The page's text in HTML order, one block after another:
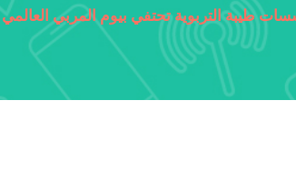
طيبة التربوية تحتفي بيوم المربي العالمي